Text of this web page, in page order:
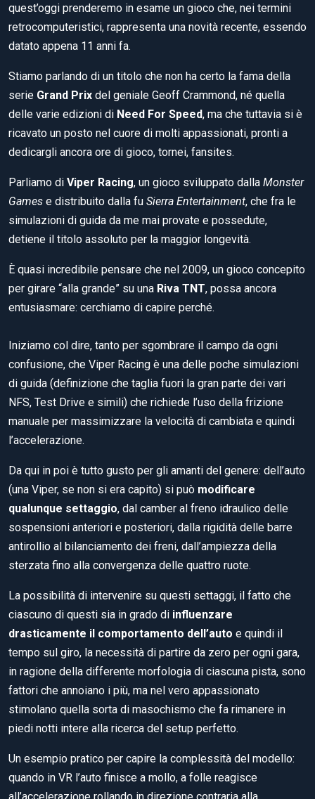
quest’oggi prenderemo in esame un gioco che, nei termini
retrocomputeristici, rappresenta una novità recente, essendo
datato appena 11 anni fa.
Stiamo parlando di un titolo che non ha certo la fama della
serie Grand Prix del geniale Geoff Crammond, né quella
delle varie edizioni di Need For Speed, ma che tuttavia si è
ricavato un posto nel cuore di molti appassionati, pronti a
dedicargli ancora ore di gioco, tornei, fansites.
Parliamo di Viper Racing, un gioco sviluppato dalla Monster
Games e distribuito dalla fu Sierra Entertainment, che fra le
simulazioni di guida da me mai provate e possedute,
detiene il titolo assoluto per la maggior longevità.
È quasi incredibile pensare che nel 2009, un gioco concepito
per girare “alla grande” su una Riva TNT, possa ancora
entusiasmare: cerchiamo di capire perché.
Iniziamo col dire, tanto per sgombrare il campo da ogni
confusione, che Viper Racing è una delle poche simulazioni
di guida (definizione che taglia fuori la gran parte dei vari
NFS, Test Drive e simili) che richiede l’uso della frizione
manuale per massimizzare la velocità di cambiata e quindi
l’accelerazione.
Da qui in poi è tutto gusto per gli amanti del genere: dell’auto
(una Viper, se non si era capito) si può modificare
qualunque settaggio, dal camber al freno idraulico delle
sospensioni anteriori e posteriori, dalla rigidità delle barre
antirollio al bilanciamento dei freni, dall’ampiezza della
sterzata fino alla convergenza delle quattro ruote.
La possibilità di intervenire su questi settaggi, il fatto che
ciascuno di questi sia in grado di influenzare
drasticamente il comportamento dell’auto e quindi il
tempo sul giro, la necessità di partire da zero per ogni gara,
in ragione della differente morfologia di ciascuna pista, sono
fattori che annoiano i più, ma nel vero appassionato
stimolano quella sorta di masochismo che fa rimanere in
piedi notti intere alla ricerca del setup perfetto.
Un esempio pratico per capire la complessità del modello:
quando in VR l’auto finisce a mollo, a folle reagisce
all’accelerazione rollando in direzione contraria alla